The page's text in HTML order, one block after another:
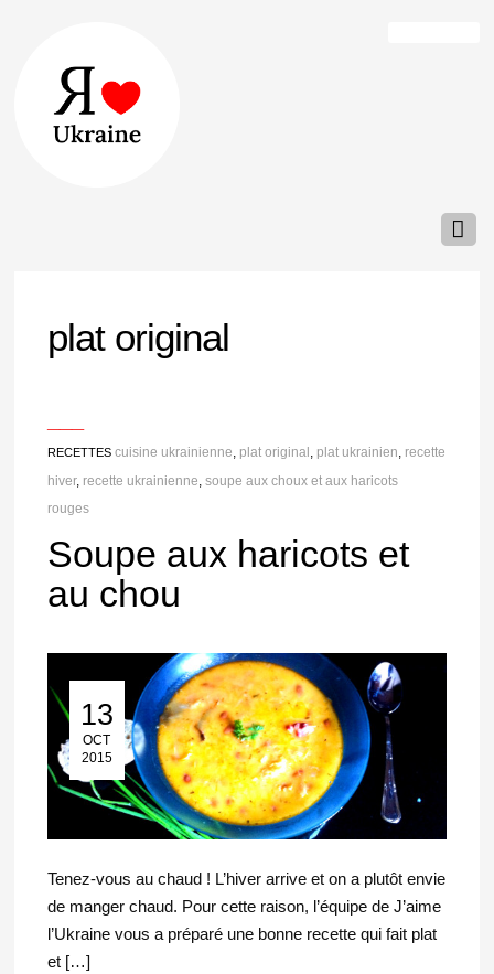
plat original
RECETTES cuisine ukrainienne plat original plat ukrainien
recette
hiver, recette ukrainienne soupe aux choux et aux haricots
rouges
Soupe aux haricots et
au chou
13
OCT
2015
13 Oct 2015
Tenez-vous au chaud ! L’hiver arrive et on a plutôt envie
de manger chaud. Pour cette raison, l’équipe de J’aime
l’Ukraine vous a préparé une bonne recette qui fait plat
et […]